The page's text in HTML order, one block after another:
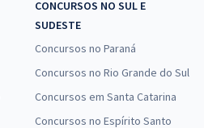
CONCURSOS NO SUL E
SUDESTE
Concursos no Paraná
Concursos no Rio Grande do Sul
Concursos em Santa Catarina
Concursos no Espírito Santo